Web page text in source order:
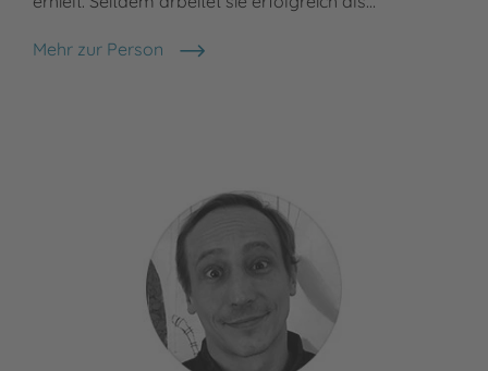
Mehr zur Person
Heike Eva Schmidt